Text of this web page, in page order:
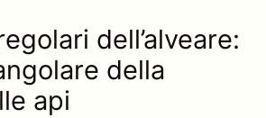
dell’alveare:
della
api